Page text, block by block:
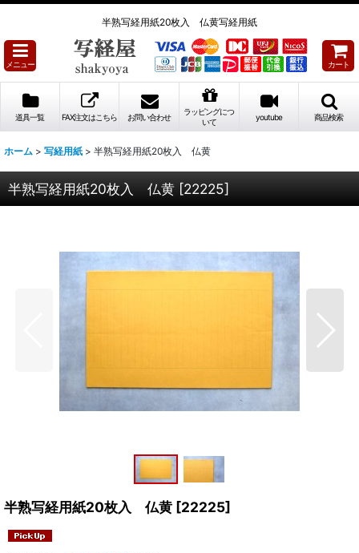
半熟写経用紙20枚入 仏黄写経用紙
メニュー カート
道具一覧 FAX注文はこちら お問い合わせ
ラッピングにつ
いて
youtube 商品検索
ホーム > 写経用紙 > 半熟写経用紙20枚入 仏黄
半熟写経用紙20枚入 仏黄 [22225]
半熟写経用紙20枚入 仏黄 [22225]